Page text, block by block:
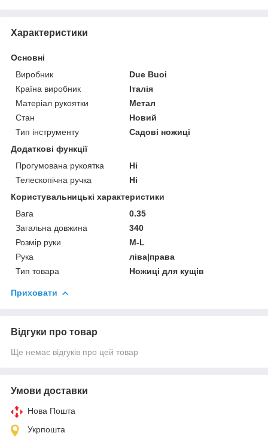
Характеристики
Основні
Виробник
Due Buoi
Країна виробник
Італія
Матеріал рукоятки
Метал
Стан
Новий
Тип інструменту
Садові ножиці
Додаткові функції
Прогумована рукоятка
Ні
Телескопічна ручка
Ні
Користувальницькі характеристики
Вага
0.35
Загальна довжина
340
Розмір руки
M-L
Рука
ліва|права
Тип товара
Ножиці для кущів
Приховати
Відгуки про товар
Ще немає відгуків про цей товар
Умови доставки
Нова Пошта
Укрпошта